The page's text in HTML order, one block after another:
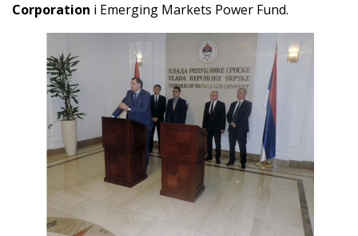
Corporation i Emerging Markets Power Fund.